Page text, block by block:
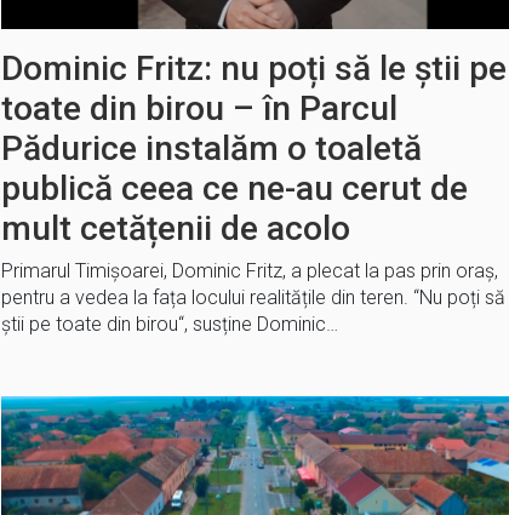
Dominic Fritz: nu poți să le știi pe
toate din birou – în Parcul
Pădurice instalăm o toaletă
publică ceea ce ne-au cerut de
mult cetățenii de acolo
Primarul Timișoarei, Dominic Fritz, a plecat la pas prin oraș,
pentru a vedea la fața locului realitățile din teren. “Nu poți să
știi pe toate din birou“, susține Dominic…